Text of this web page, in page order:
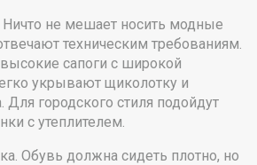
не мешает носить модные
техническим требованиям.
сапоги с широкой
укрывают щиколотку и
Для городского стиля подойдут
с утеплителем.
Обувь должна сидеть плотно, но